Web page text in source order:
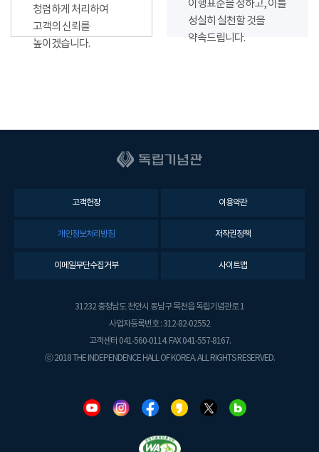
청렴하게 처리하여
고객의 신뢰를
높이겠습니다.
이행표준을 정하고, 이를
성실히 실천할 것을
약속드립니다.
고객헌장 이용약관
개인정보처리방침 저작권정책
이메일무단수집거부 사이트맵
31232 충청남도 천안시 동남구 목천읍 독립기념관로 1
사업자등록번호 : 312-82-02552
고객센터 041-560-0114. FAX 041-557-8167.
ⓒ 2018 THE INDEPENDENCE HALL OF KOREA. ALL RIGHTS RESERVED.